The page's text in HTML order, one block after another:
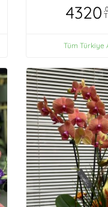
4320
Tüm Türkiye